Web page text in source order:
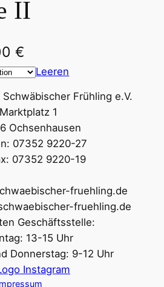
II
€
Leeren
Frühling e.V.
Marktplatz 1
Ochsenhausen
07352 9220-27
07352 9220-19
fruehling.de
fruehling.de
Geschäftsstelle:
13-15 Uhr
Donnerstag: 9-12 Uhr